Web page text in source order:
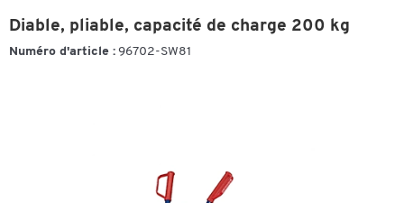
Diable, pliable, capacité de charge 200 kg
Numéro d'article : 96702-SW81